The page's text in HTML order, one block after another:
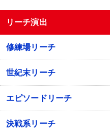
リーチ演出
修練場リーチ
世紀末リーチ
エピソードリーチ
決戦系リーチ